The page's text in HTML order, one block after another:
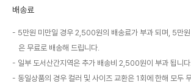
배송료
5만원 미만일 경우 2,500원의 배송료가 부과 되며, 5만
은 무료로 배송해 드립니다.
일부 도서산간지역은 추가 배송비 2,500원이 부과 됩니다.
동일상품의 경우 컬러 및 사이즈 교환은 1회에 한해 모두